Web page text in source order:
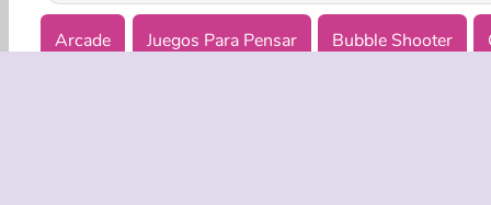
Arcade Juegos Para Pensar Bubble Shooter